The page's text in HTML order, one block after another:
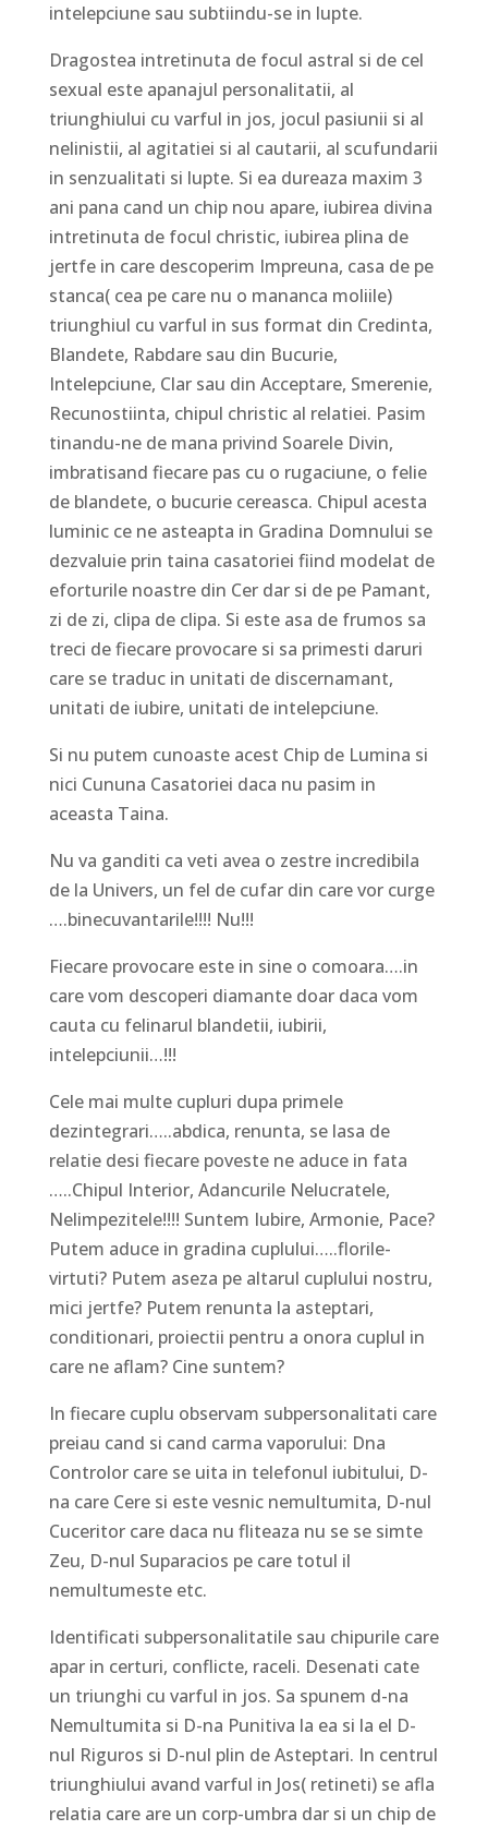
intelepciune sau subtiindu-se in lupte.
Dragostea intretinuta de focul astral si de cel
sexual este apanajul personalitatii, al
triunghiului cu varful in jos, jocul pasiunii si al
nelinistii, al agitatiei si al cautarii, al scufundarii
in senzualitati si lupte. Si ea dureaza maxim 3
ani pana cand un chip nou apare, iubirea divina
intretinuta de focul christic, iubirea plina de
jertfe in care descoperim Impreuna, casa de pe
stanca( cea pe care nu o mananca moliile)
triunghiul cu varful in sus format din Credinta,
Blandete, Rabdare sau din Bucurie,
Intelepciune, Clar sau din Acceptare, Smerenie,
Recunostiinta, chipul christic al relatiei. Pasim
tinandu-ne de mana privind Soarele Divin,
imbratisand fiecare pas cu o rugaciune, o felie
de blandete, o bucurie cereasca. Chipul acesta
luminic ce ne asteapta in Gradina Domnului se
dezvaluie prin taina casatoriei fiind modelat de
eforturile noastre din Cer dar si de pe Pamant,
zi de zi, clipa de clipa. Si este asa de frumos sa
treci de fiecare provocare si sa primesti daruri
care se traduc in unitati de discernamant,
unitati de iubire, unitati de intelepciune.
Si nu putem cunoaste acest Chip de Lumina si
nici Cununa Casatoriei daca nu pasim in
aceasta Taina.
Nu va ganditi ca veti avea o zestre incredibila
de la Univers, un fel de cufar din care vor curge
….binecuvantarile!!!! Nu!!!
Fiecare provocare este in sine o comoara….in
care vom descoperi diamante doar daca vom
cauta cu felinarul blandetii, iubirii,
intelepciunii…!!!
Cele mai multe cupluri dupa primele
dezintegrari…..abdica, renunta, se lasa de
relatie desi fiecare poveste ne aduce in fata
…..Chipul Interior, Adancurile Nelucratele,
Nelimpezitele!!!! Suntem Iubire, Armonie, Pace?
Putem aduce in gradina cuplului…..florile-
virtuti? Putem aseza pe altarul cuplului nostru,
mici jertfe? Putem renunta la asteptari,
conditionari, proiectii pentru a onora cuplul in
care ne aflam? Cine suntem?
In fiecare cuplu observam subpersonalitati care
preiau cand si cand carma vaporului: Dna
Controlor care se uita in telefonul iubitului, D-
na care Cere si este vesnic nemultumita, D-nul
Cuceritor care daca nu fliteaza nu se se simte
Zeu, D-nul Suparacios pe care totul il
nemultumeste etc.
Identificati subpersonalitatile sau chipurile care
apar in certuri, conflicte, raceli. Desenati cate
un triunghi cu varful in jos. Sa spunem d-na
Nemultumita si D-na Punitiva la ea si la el D-
nul Riguros si D-nul plin de Asteptari. In centrul
triunghiului avand varful in Jos( retineti) se afla
relatia care are un corp-umbra dar si un chip de